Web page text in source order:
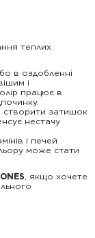
теплих
в оздобленні
і
працює в
створити затишок
нестачу
і печей
може стати
, якщо хочете